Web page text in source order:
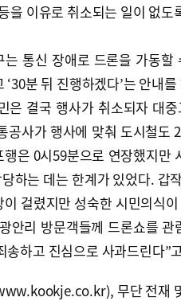
을 이유로 취소되는 일이 없
는 통신 장애로 드론을 가동
‘30분 뒤 진행하겠다’는 안내
은 결국 행사가 취소되자 대
공사가 행사에 맞춰 도시철도
은 0시59분으로 연장했지만
하는 데는 한계가 있었다. 갑
이 걸렸지만 성숙한 시민의식
안리 방문객들께 드론쇼를
송하고 진심으로 사과드린다”
무단 전재